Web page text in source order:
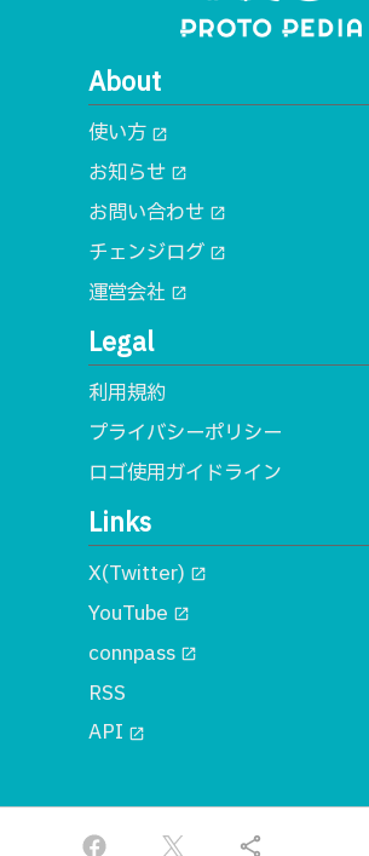
share
About
使い方 open_in_new
お知らせ open_in_new
お問い合わせ open_in_new
チェンジログ open_in_new
運営会社 open_in_new
Legal
利用規約
プライバシーポリシー
ロゴ使用ガイドライン
Links
X(Twitter) open_in_new
YouTube open_in_new
connpass open_in_new
RSS
API open_in_new
© 2018 一般社団法人MA